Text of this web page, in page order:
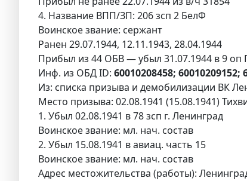
4. Название ВПП/ЗП: 206 зсп 2 БелФ
Воинское звание: сержант
Ранен 29.07.1944, 12.11.1943, 28.04.1944
Прибыл из 44 ОБВ — убыл 31.07.1944 в 9
Инф. из ОБД ID: 60010208458; 60010209152;
Из: списка призыва и демобилизации ВК
Место призыва: 02.08.1941 (15.08.1941)
1. Убыл 02.08.1941 в 78 зсп г. Ленинград
Воинское звание: мл. нач. состав
2. Убыл 15.08.1941 в авиац. часть 15
Воинское звание: мл. нач. состав
Адрес местожительства (работы):